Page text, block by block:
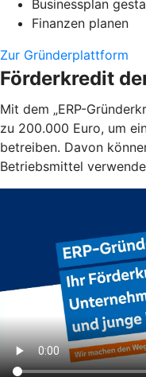
Businessplan
Finanzen planen
Zur Gründerplattform
Förderkredit
Mit dem „ERP-
zu 200.000 Euro, um
betreiben. Davon
Betriebsmittel